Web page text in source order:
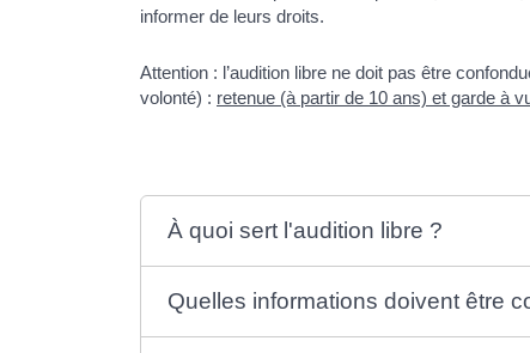
informer de leurs droits.
Attention : l’audition libre ne doit pas être
volonté) : retenue (à partir de 10 ans) et garde à
À quoi sert l'audition libre ?
Quelles informations doivent être